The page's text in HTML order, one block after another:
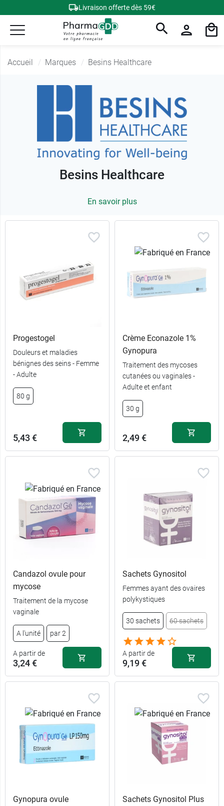
Livraison offerte dès 59€
Accueil Marques Besins Healthcare
Besins Healthcare
En savoir plus
Progestogel
Douleurs et maladies
bénignes des seins - Femme
- Adulte
80 g
5,43 €
Crème Econazole 1%
Gynopura
Traitement des mycoses
cutanées ou vaginales -
Adulte et enfant
30 g
2,49 €
Candazol ovule pour
mycose
Traitement de la mycose
vaginale
A l'unité par 2
A partir de
3,24 €
Sachets Gynositol
Femmes ayant des ovaires
polykystiques
30 sachets 60 sachets
A partir de
9,19 €
Gynopura ovule
Sachets Gynositol Plus